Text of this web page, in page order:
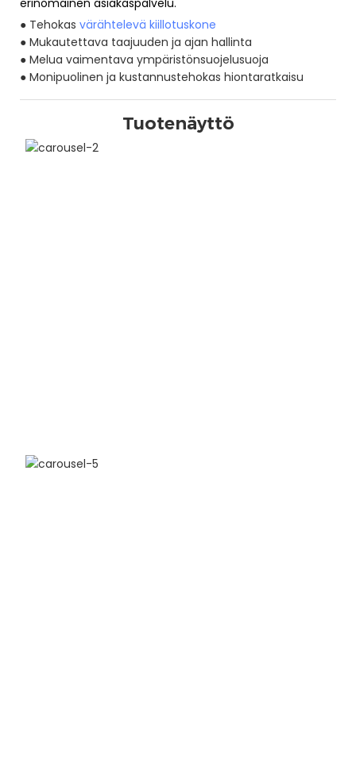
erinomainen asiakaspalvelu.
● Tehokas värähtelevä kiillotuskone
● Mukautettava taajuuden ja ajan hallinta
● Melua vaimentava ympäristönsuojelusuoja
● Monipuolinen ja kustannustehokas hiontaratkaisu
Tuotenäyttö